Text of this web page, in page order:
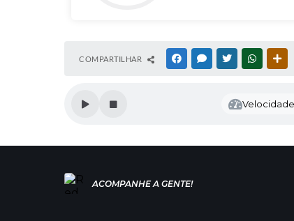
COMPARTILHAR FACEBOOKMESSENGER
TWITTER